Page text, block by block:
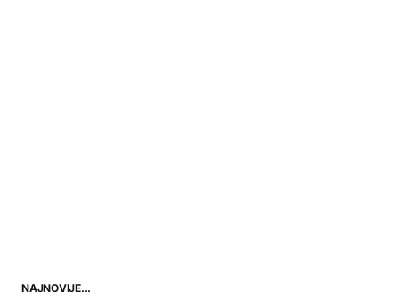
NAJNOVIJE...